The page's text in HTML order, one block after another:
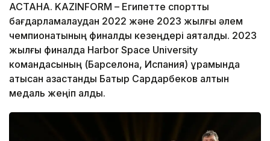
АСТАНА. KAZINFORM – Египетте спорттық
бағдарламалаудан 2022 және 2023 жылғы әлем
чемпионатының финалдық кезеңдері аяқталды. 2023
жылғы финалда Harbor Space University
командасының (Барселона, Испания) құрамында
қатысқан қазақстандық Батыр Сардарбеков алтын
медаль жеңіп алды.